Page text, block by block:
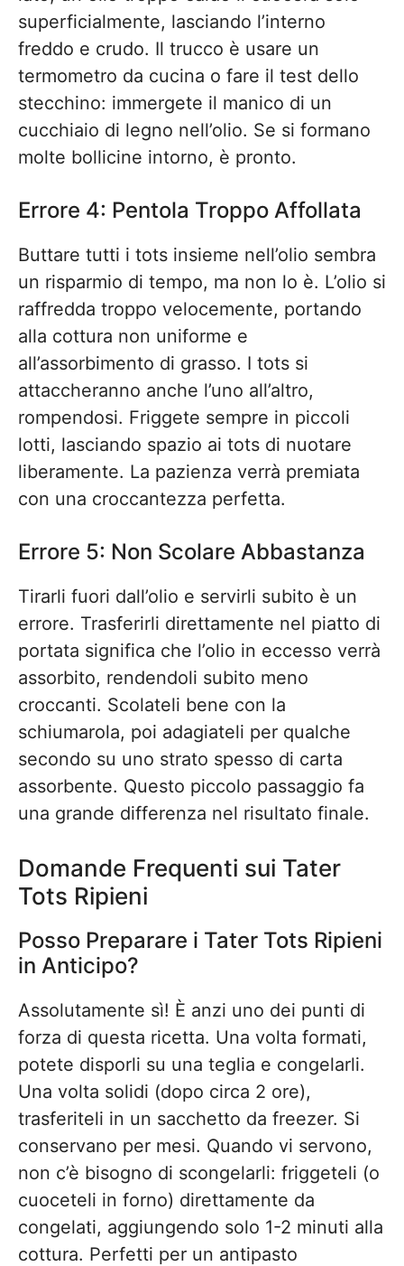
superficialmente, lasciando l’interno
freddo e crudo. Il trucco è usare un
termometro da cucina o fare il test dello
stecchino: immergete il manico di un
cucchiaio di legno nell’olio. Se si formano
molte bollicine intorno, è pronto.
Errore 4: Pentola Troppo Affollata
Buttare tutti i tots insieme nell’olio sembra
un risparmio di tempo, ma non lo è. L’olio si
raffredda troppo velocemente, portando
alla cottura non uniforme e
all’assorbimento di grasso. I tots si
attaccheranno anche l’uno all’altro,
rompendosi. Friggete sempre in piccoli
lotti, lasciando spazio ai tots di nuotare
liberamente. La pazienza verrà premiata
con una croccantezza perfetta.
Errore 5: Non Scolare Abbastanza
Tirarli fuori dall’olio e servirli subito è un
errore. Trasferirli direttamente nel piatto di
portata significa che l’olio in eccesso verrà
assorbito, rendendoli subito meno
croccanti. Scolateli bene con la
schiumarola, poi adagiateli per qualche
secondo su uno strato spesso di carta
assorbente. Questo piccolo passaggio fa
una grande differenza nel risultato finale.
Domande Frequenti sui Tater
Tots Ripieni
Posso Preparare i Tater Tots Ripieni
in Anticipo?
Assolutamente sì! È anzi uno dei punti di
forza di questa ricetta. Una volta formati,
potete disporli su una teglia e congelarli.
Una volta solidi (dopo circa 2 ore),
trasferiteli in un sacchetto da freezer. Si
conservano per mesi. Quando vi servono,
non c’è bisogno di scongelarli: friggeteli (o
cuoceteli in forno) direttamente da
congelati, aggiungendo solo 1-2 minuti alla
cottura. Perfetti per un antipasto